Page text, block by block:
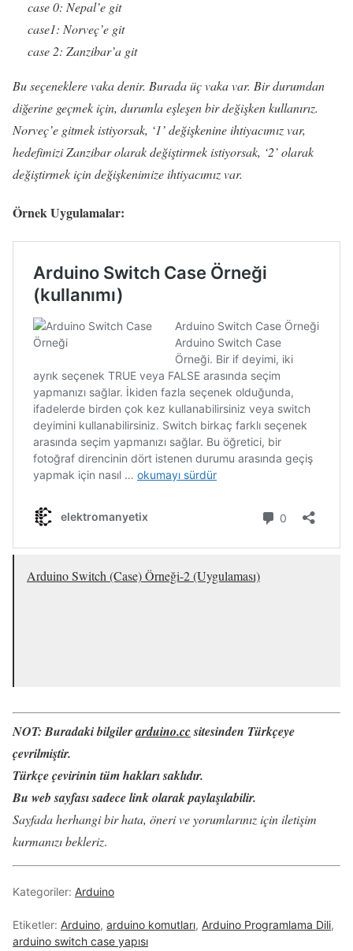
case 0: Nepal’e git
case1: Norveç’e git
case 2: Zanzibar’a git
Bu seçeneklere vaka denir. Burada üç vaka var. Bir durumdan
diğerine geçmek için, durumla eşleşen bir değişken kullanırız.
Norveç’e gitmek istiyorsak, ‘1’ değişkenine ihtiyacımız var,
hedefimizi Zanzibar olarak değiştirmek istiyorsak, ‘2’ olarak
değiştirmek için değişkenimize ihtiyacımız var.
Örnek Uygulamalar:
Arduino Switch (Case) Örneği-2 (Uygulaması)
NOT: Buradaki bilgilerarduino.ccsitesinden Türkçeye
çevrilmiştir.
Türkçe çevirinin tüm hakları saklıdır.
Bu web sayfası sadece link olarak paylaşılabilir.
Sayfada herhangi bir hata, öneri ve yorumlarınız için iletişim
kurmanızı bekleriz.
Kategoriler: Arduino
Etiketler: Arduino, arduino komutları, Arduino Programlama Dili,
arduino switch case yapısı